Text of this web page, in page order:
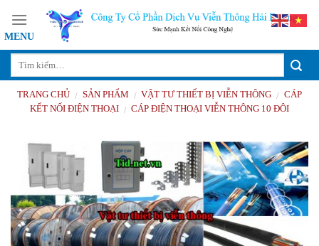
content
TRANG CHỦ / SẢN PHẨM / VẬT TƯ THIẾT BỊ VIỄN THÔNG / CÁP
KẾT NỐI ĐIỆN THOẠI / CÁP ĐIỆN THOẠI VIỄN THÔNG 10 ĐÔI